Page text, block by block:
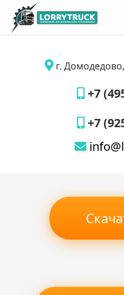
г.
+7
+7